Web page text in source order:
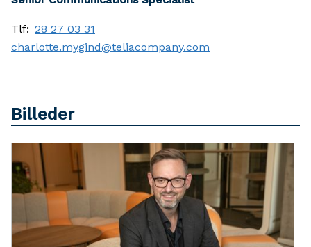
Tlf: 28 27 03 31
charlotte.mygind@teliacompany.com
Billeder